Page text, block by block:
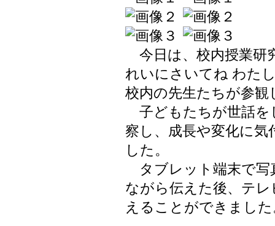
今日は、校内授業研
れいにさいてね わた
校内の先生たちが参観
子どもたちが世話を
察し、成長や変化に
した。
タブレット端末で写
ながら伝えた後、テ
えることができまし